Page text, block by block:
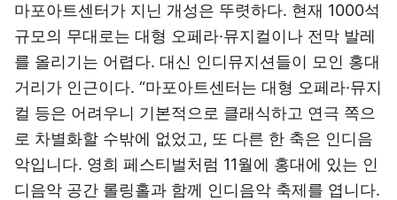
마포아트센터가 지닌 개성은 뚜렷하다. 현재 1000석
규모의 무대로는 대형 오페라·뮤지컬이나 전막 발레
를 올리기는 어렵다. 대신 인디뮤지션들이 모인 홍대
거리가 인근이다. “마포아트센터는 대형 오페라·뮤지
컬 등은 어려우니 기본적으로 클래식하고 연극 쪽으
로 차별화할 수밖에 없었고, 또 다른 한 축은 인디음
악입니다. 영희 페스티벌처럼 11월에 홍대에 있는 인
디음악 공간 롤링홀과 함께 인디음악 축제를 엽니다.